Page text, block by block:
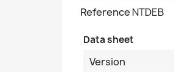
Reference NTDEB
Data sheet
Version